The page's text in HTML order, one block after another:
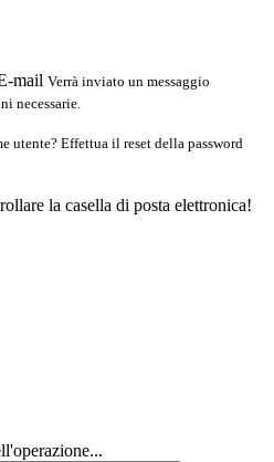
mail Verrà inviato un messaggio
necessarie.
utente? Effettua il reset della password
la casella di posta elettronica!